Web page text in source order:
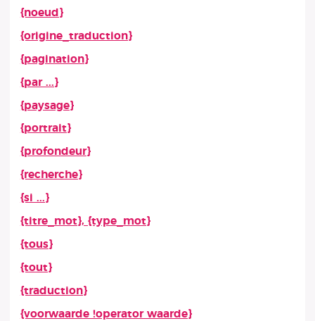
{noeud}
{origine_traduction}
{pagination}
{par ...}
{paysage}
{portrait}
{profondeur}
{recherche}
{si ...}
{titre_mot}, {type_mot}
{tous}
{tout}
{traduction}
{voorwaarde !operator waarde}